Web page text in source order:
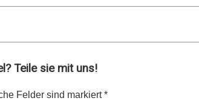
Teile sie mit uns!
Felder sind markiert *